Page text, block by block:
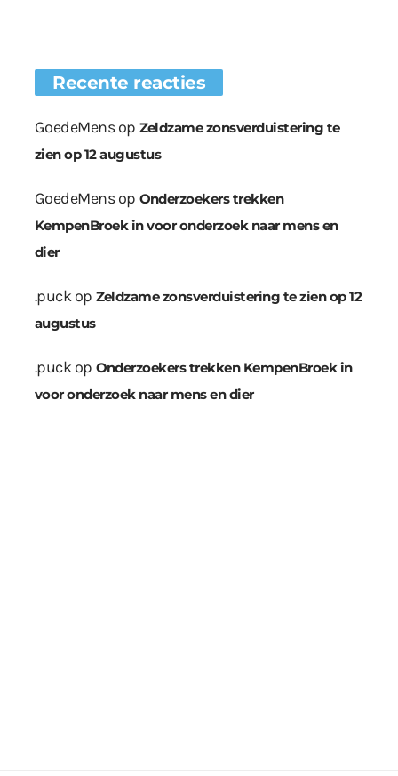
Recente reacties
GoedeMensop Zeldzame zonsverduistering te
zien op 12 augustus
GoedeMensop Onderzoekers trekken
KempenBroek in voor onderzoek naar mens en
dier
.puckop Zeldzame zonsverduistering te zien op 12
augustus
.puckop Onderzoekers trekken KempenBroek in
voor onderzoek naar mens en dier